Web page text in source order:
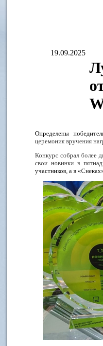
19.09.2025
Определены
церемония вручения
Конкурс собрал более
свои новинки в
участников, а в